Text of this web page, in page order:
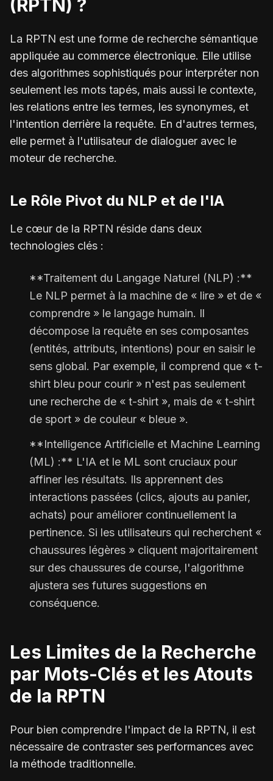
(RPTN) ?
La RPTN est une forme de recherche sémantique
appliquée au commerce électronique. Elle utilise
des algorithmes sophistiqués pour interpréter non
seulement les mots tapés, mais aussi le contexte,
les relations entre les termes, les synonymes, et
l'intention derrière la requête. En d'autres termes,
elle permet à l'utilisateur de dialoguer avec le
moteur de recherche.
Le Rôle Pivot du NLP et de l'IA
Le cœur de la RPTN réside dans deux
technologies clés :
**Traitement du Langage Naturel (NLP) :**
Le NLP permet à la machine de « lire » et de «
comprendre » le langage humain. Il
décompose la requête en ses composantes
(entités, attributs, intentions) pour en saisir le
sens global. Par exemple, il comprend que « t-
shirt bleu pour courir » n'est pas seulement
une recherche de « t-shirt », mais de « t-shirt
de sport » de couleur « bleue ».
**Intelligence Artificielle et Machine Learning
(ML) :** L'IA et le ML sont cruciaux pour
affiner les résultats. Ils apprennent des
interactions passées (clics, ajouts au panier,
achats) pour améliorer continuellement la
pertinence. Si les utilisateurs qui recherchent «
chaussures légères » cliquent majoritairement
sur des chaussures de course, l'algorithme
ajustera ses futures suggestions en
conséquence.
Les Limites de la Recherche
par Mots-Clés et les Atouts
de la RPTN
Pour bien comprendre l'impact de la RPTN, il est
nécessaire de contraster ses performances avec
la méthode traditionnelle.